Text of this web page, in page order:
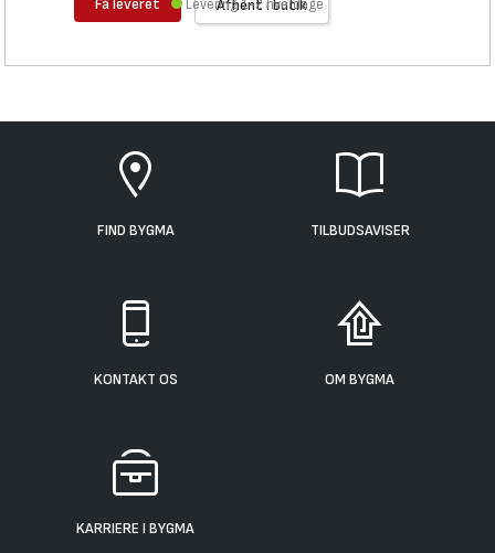
Få leveret Afhent i butik
Levering 1-2 hverdage
FIND BYGMA TILBUDSAVISER
KONTAKT OS OM BYGMA
KARRIERE I BYGMA